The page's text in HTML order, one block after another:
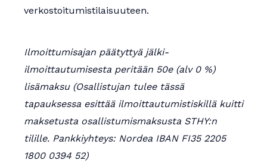
verkostoitumistilaisuuteen.
Ilmoittumisajan päätyttyä jälki-
ilmoittautumisesta peritään 50e (alv 0 %)
lisämaksu (Osallistujan tulee tässä
tapauksessa esittää ilmoittautumistiskillä kuitti
maksetusta osallistumismaksusta STHY:n
tilille. Pankkiyhteys: Nordea IBAN FI35 2205
1800 0394 52)